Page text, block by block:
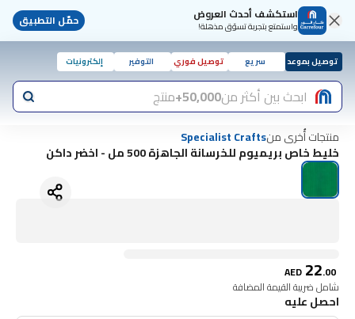
استكشف أحدث العروض
واستمتع بتجربة تسوّق مذهلة! حمّل التطبيق
توصيل بموعد سريع توصيل فوري التوفير إلكترونيات
ابحث بين أكثر من50,000+ منتج
منتجات أُخرى منSpecialist Crafts
خليط خاص بريميوم للخرسانة الجاهزة 500 مل - اخضر داكن
AED 22.00
شامل ضريبة القيمة المضافة
احصل عليه